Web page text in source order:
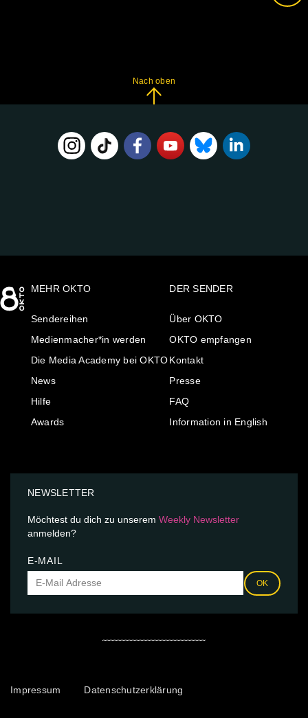
Nach oben
MEHR OKTO
Sendereihen
Medienmacher*in werden
Die Media Academy bei OKTO
News
Hilfe
Awards
DER SENDER
Über OKTO
OKTO empfangen
Kontakt
Presse
FAQ
Information in English
NEWSLETTER
Möchtest du dich zu unserem Weekly Newsletter
anmelden?
E-MAIL
OK
Impressum Datenschutzerklärung